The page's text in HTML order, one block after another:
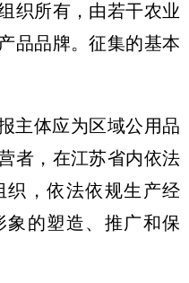
织所有，由若干农业
品品牌。征集的基本
主体应为区域公用品
者，在江苏省内依法
织，依法依规生产经
的塑造、推广和保